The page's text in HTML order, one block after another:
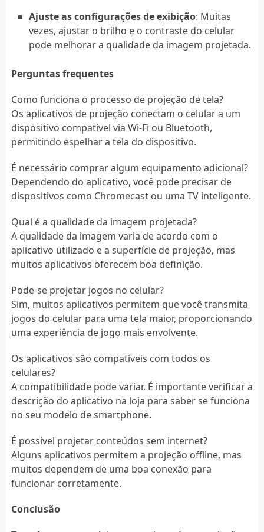
Ajuste as configurações de exibição: Muitas
vezes, ajustar o brilho e o contraste do celular
pode melhorar a qualidade da imagem projetada.
Perguntas frequentes
Como funciona o processo de projeção de tela?
Os aplicativos de projeção conectam o celular a um
dispositivo compatível via Wi-Fi ou Bluetooth,
permitindo espelhar a tela do dispositivo.
É necessário comprar algum equipamento adicional?
Dependendo do aplicativo, você pode precisar de
dispositivos como Chromecast ou uma TV inteligente.
Qual é a qualidade da imagem projetada?
A qualidade da imagem varia de acordo com o
aplicativo utilizado e a superfície de projeção, mas
muitos aplicativos oferecem boa definição.
Pode-se projetar jogos no celular?
Sim, muitos aplicativos permitem que você transmita
jogos do celular para uma tela maior, proporcionando
uma experiência de jogo mais envolvente.
Os aplicativos são compatíveis com todos os
celulares?
A compatibilidade pode variar. É importante verificar a
descrição do aplicativo na loja para saber se funciona
no seu modelo de smartphone.
É possível projetar conteúdos sem internet?
Alguns aplicativos permitem a projeção offline, mas
muitos dependem de uma boa conexão para
funcionar corretamente.
Conclusão